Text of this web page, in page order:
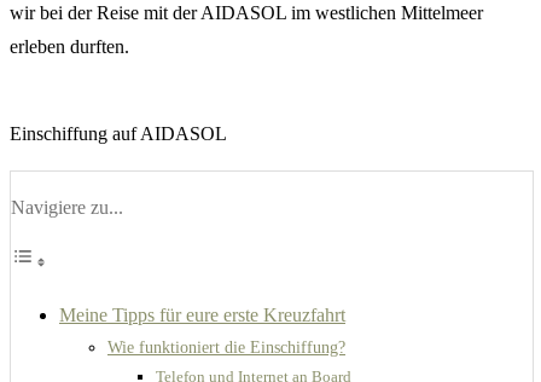
wir bei der Reise mit der AIDASOL im westlichen Mittelmeer
erleben durften.
Einschiffung auf AIDASOL
Navigiere zu...
Meine Tipps für eure erste Kreuzfahrt
Wie funktioniert die Einschiffung?
Telefon und Internet an Board